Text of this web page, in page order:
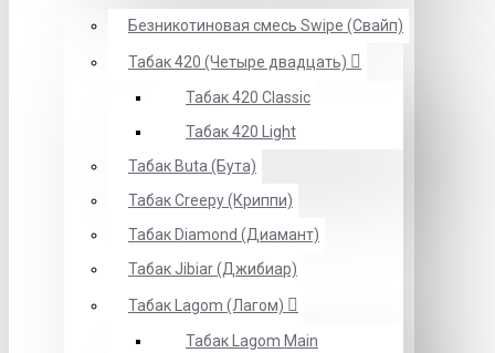
Безникотиновая смесь Swipe (Свайп)
Табак 420 (Четыре двадцать)
Табак 420 Classic
Табак 420 Light
Табак Buta (Бута)
Табак Creepy (Криппи)
Табак Diamond (Диамант)
Табак Jibiar (Джибиар)
Табак Lagom (Лагом)
Табак Lagom Main